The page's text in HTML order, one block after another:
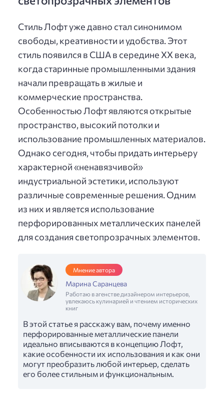
Стиль Лофт уже давно стал синонимом
свободы, креативности и удобства. Этот
стиль появился в США в середине XX века,
когда старинные промышленными здания
начали превращать в жилые и
коммерческие пространства.
Особенностью Лофт являются открытые
пространство, высокий потолки и
использование промышленных материалов.
Однако сегодня, чтобы придать интерьеру
характерной «ненавязчивой»
индустриальной эстетики, используют
различные современные решения. Одним
из них и является использование
перфорированных металлических панелей
для создания светопрозрачных элементов.
Мнение автора
Марина Саранцева
Работаю в агенстве дизайнером интерьеров,
увлекаюсь кулинарией и чтением исторических
книг
В этой статье я расскажу вам, почему именно
перфорированные металлические панели
идеально вписываются в концепцию Лофт,
какие особенности их использования и как они
могут преобразить любой интерьер, сделать
его более стильным и функциональным.